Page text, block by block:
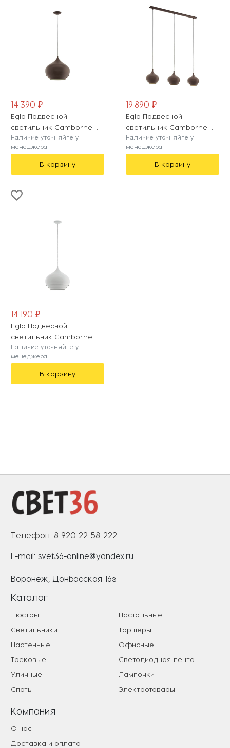
14 390 ₽
Eglo Подвесной
светильник Camborne
97214
Наличие уточняйте у
менеджера
В корзину
19 890 ₽
Eglo Подвесной
светильник Camborne
97216
Наличие уточняйте у
менеджера
В корзину
14 190 ₽
Eglo Подвесной
светильник Camborne
97211
Наличие уточняйте у
менеджера
В корзину
Телефон: 8 920 22-58-222
E-mail: svet36-online@yandex.ru
Воронеж, Донбасская 16з
Каталог
Люстры
Светильники
Настенные
Трековые
Уличные
Споты
Настольные
Торшеры
Офисные
Светодиодная лента
Лампочки
Электротовары
Компания
О нас
Доставка и оплата